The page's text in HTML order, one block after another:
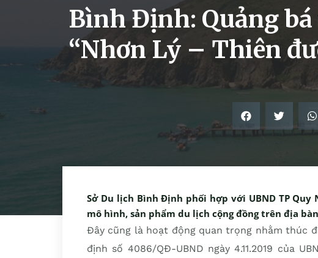
Bình Định: Quảng
“Nhơn Lý – Thiên
Sở Du lịch Bình Định phối hợp với UBND TP
mô hình, sản phẩm du lịch cộng đồng trên địa
Đây cũng là hoạt động quan trọng nhằm thúc
định số 4086/QĐ-UBND ngày 4.11.2019 của